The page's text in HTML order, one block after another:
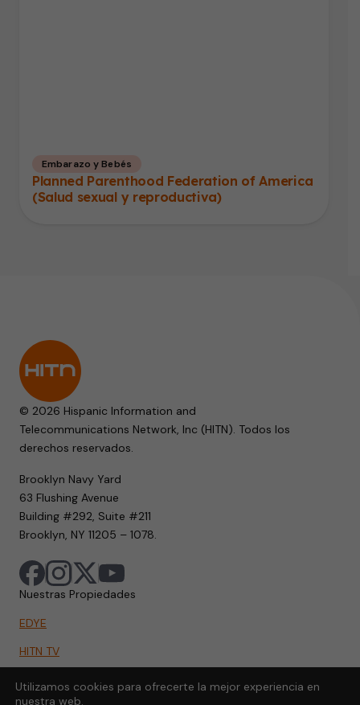
Embarazo y Bebés
Planned Parenthood Federation of America
(Salud sexual y reproductiva)
© 2026 Hispanic Information and
Telecommunications Network, Inc (HITN). Todos los
derechos reservados.
Brooklyn Navy Yard
63 Flushing Avenue
Building #292, Suite #211
Brooklyn, NY 11205 – 1078.
Nuestras Propiedades
EDYE
HITN TV
HITN.ORG
Utilizamos cookies para ofrecerte la mejor experiencia en
nuestra web.